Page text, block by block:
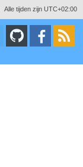
Alle tijden zijn UTC+02:00